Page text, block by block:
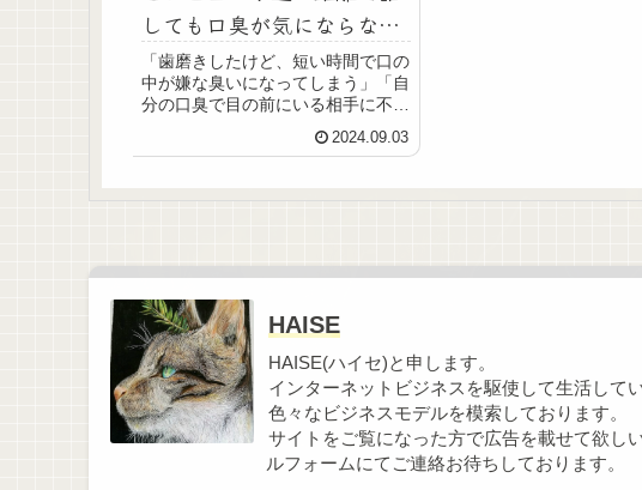
和感などのリスクがあることをご了
承下さい。 女優注射4回目の効果
施術名 女優注射＋ボツリヌストキ
シン注射 施術の説明 リジュランi
＋ボトックスによる肌質・シワの改
善 施術のリスク・副作用 疼痛・
腫れ・内出血・アレルギー・表情の
44,800円 まずは、女優注射4回目を
左側のシワが子供の頃からあり気に
なっています。 額全体も加齢によ
りボリュームも無くなって骨ばって
きているような。 3週間後 施術前
と比べると、明らかにシワが目立た
なくなり表面がツルッとしていま
す。 マイクロボトックスの効果に
より、表面がなだらかになるのだそ
う。 2ヵ月後 まだ効果が継続して
います。 普段はシワがある左側に
少し髪がかかるようにセットをして
しても口臭が気にならな
い！？
「歯磨きしたけど、短い時間で口の
中が嫌な臭いになってしまう」「自
分の口臭で目の前にいる相手に不快
経験したことある人多いのではない
2024.09.03
HAISE
HAISE(ハイセ)と申します。
インターネットビジネスを駆使して生活してい
色々なビジネスモデルを模索しております。
サイトをご覧になった方で広告を載せて欲し
ルフォームにてご連絡お待ちしております。